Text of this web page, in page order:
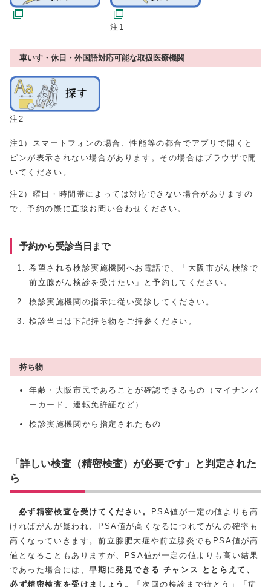
注1
車いす・休日・外国語対応可能な取扱医療機関
注2
注1）スマートフォンの場合、性能等の都合でアプリで開くと
ピンが表示されない場合があります。その場合はブラウザで開
いてください。
注2）曜日・時間帯によっては対応できない場合がありますの
で、予約の際に直接お問い合わせください。
予約から受診当日まで
希望される検診実施機関へお電話で、「大阪市がん検診で
前立腺がん検診を受けたい」と予約してください。
検診実施機関の指示に従い受診してください。
検診当日は下記持ち物をご持参ください。
持ち物
年齢・大阪市民であることが確認できるもの（マイナンバ
ーカード、運転免許証など）
検診実施機関から指定されたもの
「詳しい検査（精密検査）が必要です」と判定された
ら
必ず精密検査を受けてください。
PSA値が一定の値よりも高
ければがんが疑われ、PSA値が高くなるにつれてがんの確率も
高くなっていきます。前立腺肥大症や前立腺炎でもPSA値が高
値となることもありますが、PSA値が一定の値よりも高い結果
であった場合には、早期に発見できる チャンス ととらえて、
必ず精密検査を受けましょう。
「次回の検診まで待とう」「症